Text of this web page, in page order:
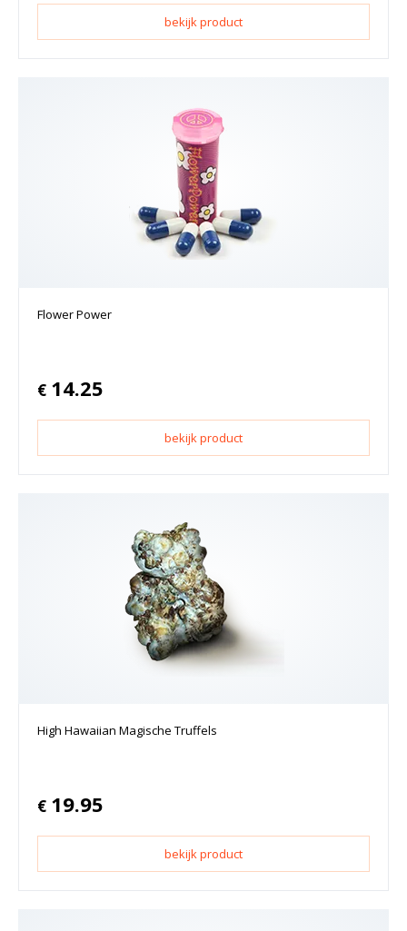
bekijk product
Flower Power
€ 14.25
bekijk product
High Hawaiian Magische Truffels
€ 19.95
bekijk product